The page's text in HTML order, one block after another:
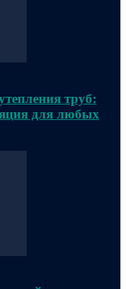
труб:
для любых